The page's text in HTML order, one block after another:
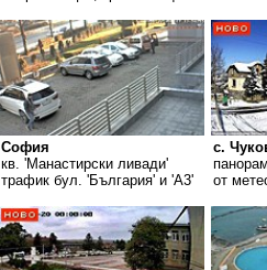
София
кв. 'Манастирски ливади'
трафик бул. 'България' и 'А3'
с.
от